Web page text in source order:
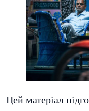
Цей матеріал